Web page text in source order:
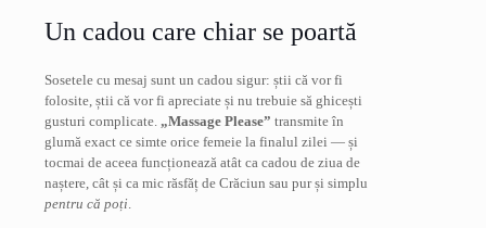
Un cadou care chiar se poartă
Sosetele cu mesaj sunt un cadou sigur: știi că vor fi
folosite, știi că vor fi apreciate și nu trebuie să ghicești
gusturi complicate. „Massage Please” transmite în
glumă exact ce simte orice femeie la finalul zilei — și
tocmai de aceea funcționează atât ca cadou de ziua de
naștere, cât și ca mic răsfăț de Crăciun sau pur și simplu
pentru că poți